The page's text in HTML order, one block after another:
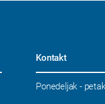
Kontakt
Ponedeljak -